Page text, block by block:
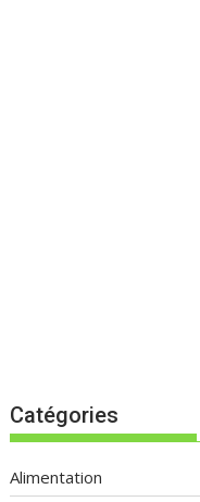
Catégories
Alimentation